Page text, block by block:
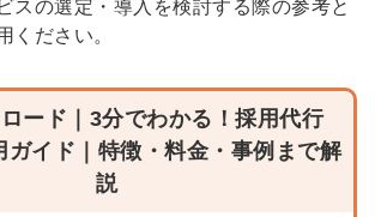
スの選定・導入を検討する際の参考と
ください。
ード｜3分でわかる！ 採用代行
ガイド｜特徴・料金・事例 ま で解
説